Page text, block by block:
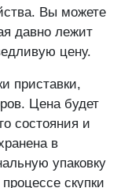
будь то
Вы можете
давно лежит
приставки,
Цена будет
состояния и
в
упаковку